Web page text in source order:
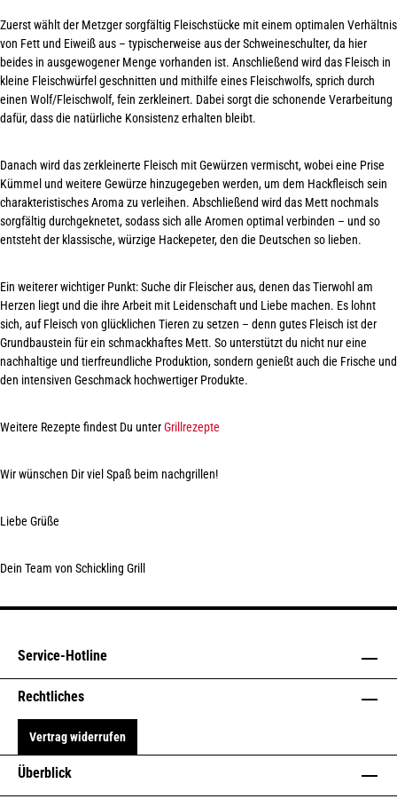
Zuerst wählt der Metzger sorgfältig Fleischstücke mit einem optimalen Verhältnis
von Fett und Eiweiß aus – typischerweise aus der Schweineschulter, da hier
beides in ausgewogener Menge vorhanden ist. Anschließend wird das Fleisch in
kleine Fleischwürfel geschnitten und mithilfe eines Fleischwolfs, sprich durch
einen Wolf/Fleischwolf, fein zerkleinert. Dabei sorgt die schonende Verarbeitung
dafür, dass die natürliche Konsistenzerhalten bleibt.
Danach wird das zerkleinerte Fleisch mit Gewürzen vermischt, wobei eine Prise
Kümmel und weitere Gewürze hinzugegeben werden, um dem Hackfleisch sein
charakteristisches Aroma zu verleihen. Abschließend wird das Mett nochmals
sorgfältig durchgeknetet, sodass sich alle Aromen optimal verbinden – und so
entsteht der klassische, würzige Hackepeter, den die Deutschen so lieben.
Ein weiterer wichtiger Punkt: Suche dir Fleischer aus, denen das Tierwohl am
Herzen liegt und die ihre Arbeit mit Leidenschaft und Liebe machen. Es lohnt
sich, auf Fleisch von glücklichen Tieren zu setzen – denn gutes Fleisch ist der
Grundbaustein für ein schmackhaftes Mett. So unterstützt du nicht nur eine
nachhaltige und tierfreundliche Produktion, sondern genießt auch die Frische und
den intensiven Geschmack hochwertiger Produkte.
Weitere Rezepte findest Du unterGrillrezepte
Wir wünschen Dir viel Spaß beim nachgrillen!
Liebe Grüße
Dein Team von Schickling Grill
Service-Hotline
Rechtliches
Vertrag widerrufen
Überblick